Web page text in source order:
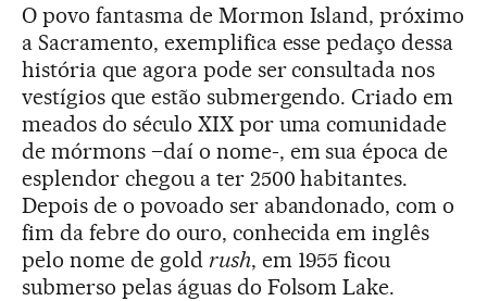
O povo fantasma de Mormon Island, próximo
a Sacramento, exemplifica esse pedaço dessa
história que agora pode ser consultada nos
vestígios que estão submergendo. Criado em
meados do século XIX por uma comunidade
de mórmons –daí o nome-, em sua época de
esplendor chegou a ter 2500 habitantes.
Depois de o povoado ser abandonado, com o
fim da febre do ouro, conhecida em inglês
pelo nome de gold rush, em 1955 ficou
submerso pelas águas do Folsom Lake.